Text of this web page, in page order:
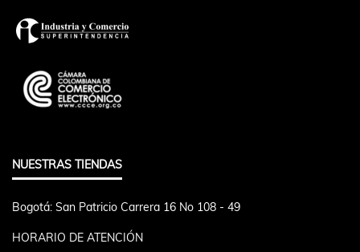
NUESTRAS TIENDAS
Bogotá: San Patricio Carrera 16 No 108 - 49
HORARIO DE ATENCIÓN